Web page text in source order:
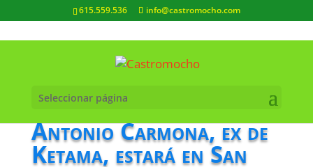
615.559.536 info@castromocho.com
Seleccionar página
Antonio Carmona, ex de
Ketama, estará en San